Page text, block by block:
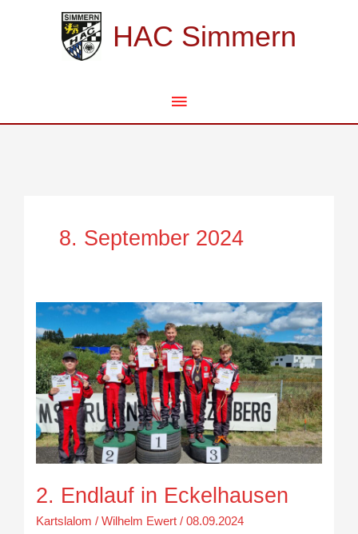
HAC Simmern
8. September 2024
2. Endlauf in Eckelhausen
Kartslalom / Wilhelm Ewert / 08.09.2024
Endlauf
in
Eckelhausen